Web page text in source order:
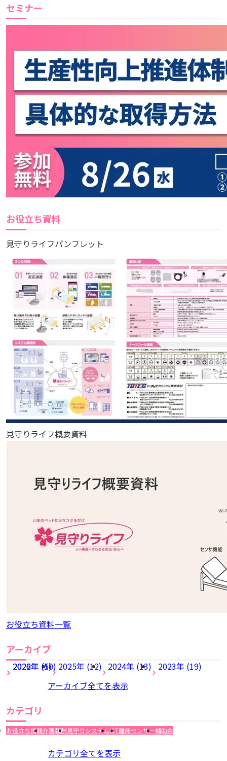
セミナー
お役立ち資料
見守りライフパンフレット
見守りライフ概要資料
お役立ち資料一覧
アーカイブ
2026年 (5) 2025年 (12) 2024年 (13) 2023年 (19)
2022年 (10)
アーカイブ全てを表示
カテゴリ
お役立ち情報介護報酬見守りシステムICT離床センサー補助金
カテゴリ全てを表示